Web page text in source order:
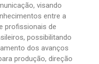
visando
entre a
profissionais de
possibilitando
dos avanços
produção, direção